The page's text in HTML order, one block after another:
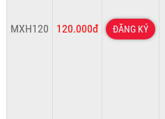
MXH120 120.000đ ĐĂNG KÝ